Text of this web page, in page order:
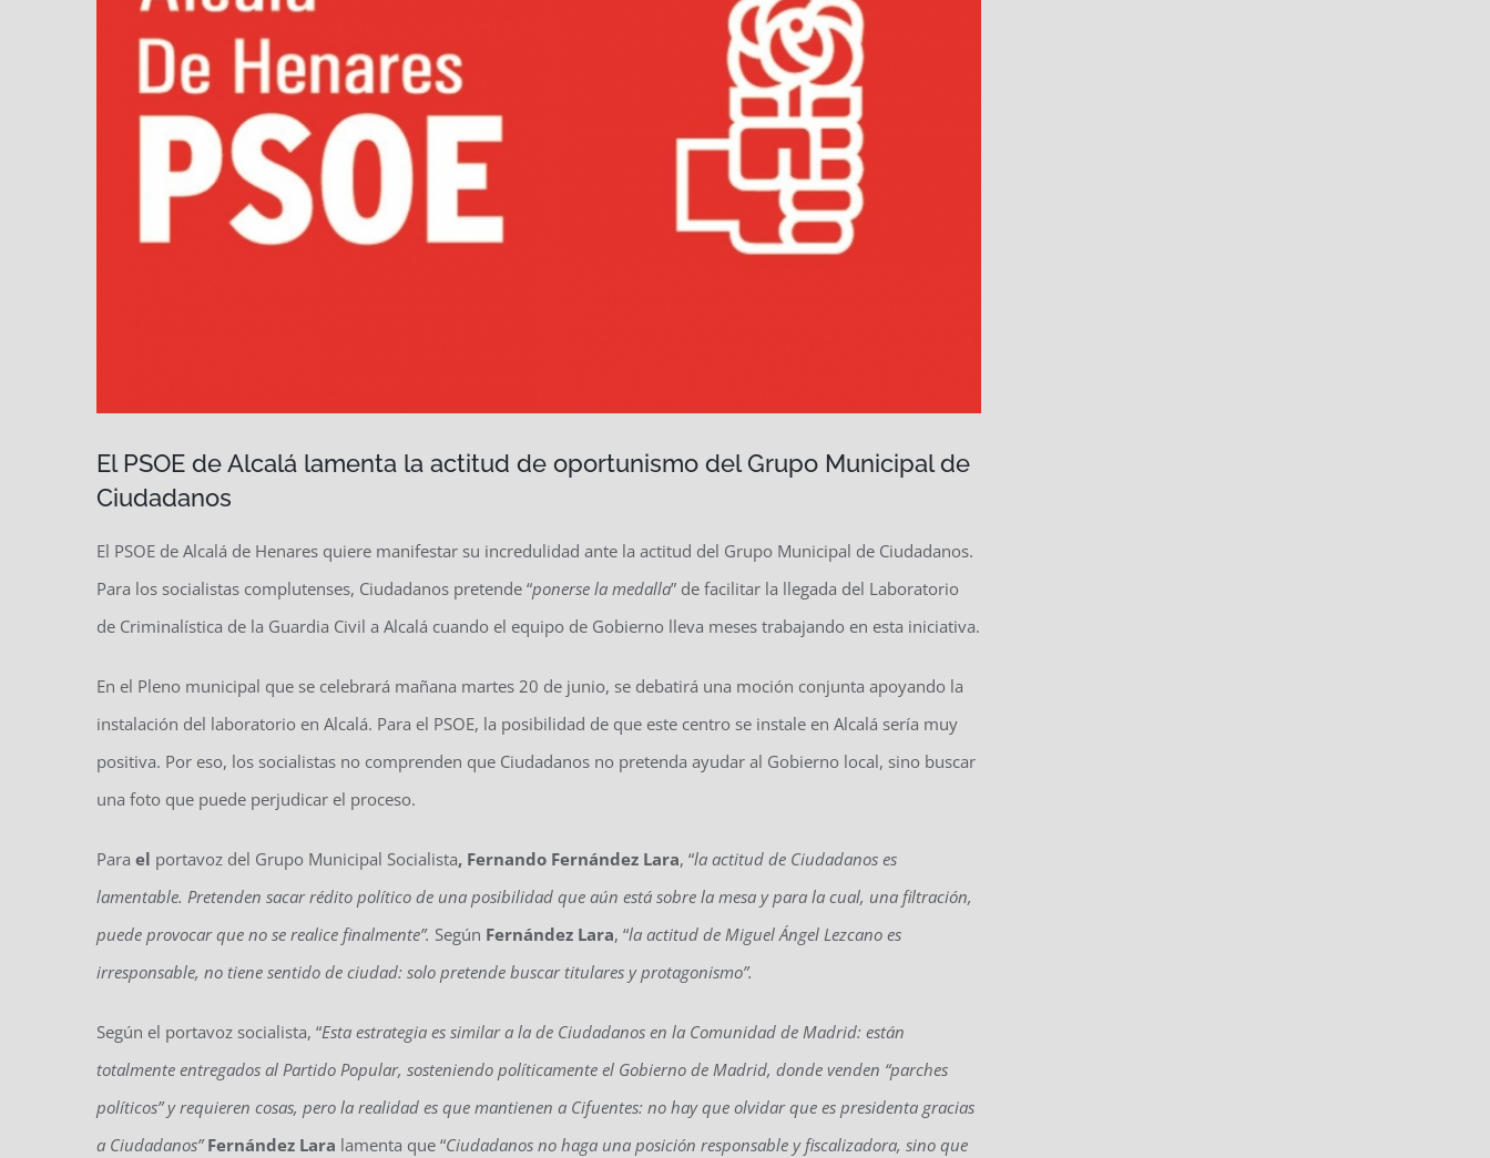
El PSOE de Alcalá lamenta la actitud de oportunismo del Grupo Municipal de
Ciudadanos
El PSOE de Alcalá de Henares quiere manifestar su incredulidad ante la actitud del Grupo Municipal de Ciudadanos.
Para los socialistas complutenses, Ciudadanos pretende “ponerse la medalla” de facilitar la llegada del Laboratorio
de Criminalística de la Guardia Civil a Alcalá cuando el equipo de Gobierno lleva meses trabajando en esta iniciativa.
En el Pleno municipal que se celebrará mañana martes 20 de junio, se debatirá una moción conjunta apoyando la
instalación del laboratorio en Alcalá. Para el PSOE, la posibilidad de que este centro se instale en Alcalá sería muy
positiva. Por eso, los socialistas no comprenden que Ciudadanos no pretenda ayudar al Gobierno local, sino buscar
una foto que puede perjudicar el proceso.
Para el portavoz del Grupo Municipal Socialista, Fernando Fernández Lara, “la actitud de Ciudadanos es
lamentable. Pretenden sacar rédito político de una posibilidad que aún está sobre la mesa y para la cual, una filtración,
puede provocar que no se realice finalmente”. Según Fernández Lara, “la actitud de Miguel Ángel Lezcano es
irresponsable, no tiene sentido de ciudad: solo pretende buscar titulares y protagonismo”.
Según el portavoz socialista, “Esta estrategia es similar a la de Ciudadanos en la Comunidad de Madrid: están
totalmente entregados al Partido Popular, sosteniendo políticamente el Gobierno de Madrid, donde venden “parches
políticos” y requieren cosas, pero la realidad es que mantienen a Cifuentes: no hay que olvidar que es presidenta gracias
a Ciudadanos” Fernández Lara lamenta que “Ciudadanos no haga una posición responsable y fiscalizadora, sino que